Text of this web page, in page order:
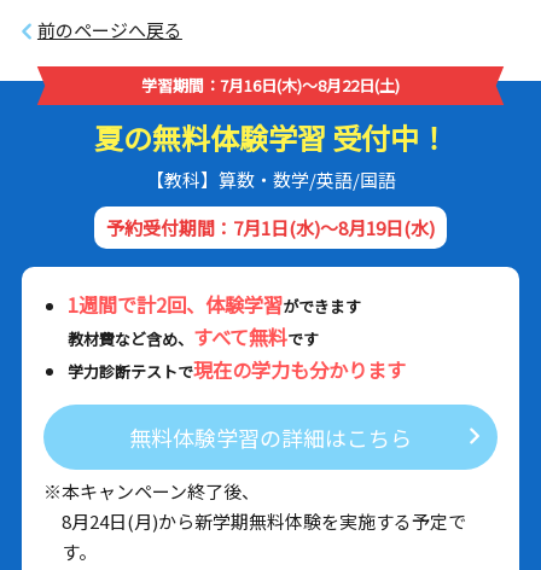
前のページへ戻る
学習期間：7月16日(木)～8月22日(土)
夏の無料体験学習 受付中！
【教科】算数・数学/英語/国語
予約受付期間：7月1日(水)～8月19日(水)
1週間で計2回、体験学習ができます
教材費など含め、 すべて無料です
学力診断テストで現在の学力も分かります
無料体験学習の詳細はこちら
※本キャンペーン終了後、
8月24日(月)から新学期無料体験を実施する予定で
す。